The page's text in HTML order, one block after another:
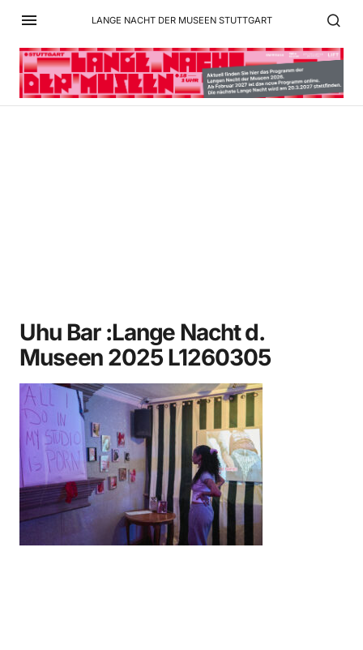
LANGE NACHT DER MUSEEN STUTTGART
Uhu Bar :Lange Nacht d.
Museen 2025 L1260305